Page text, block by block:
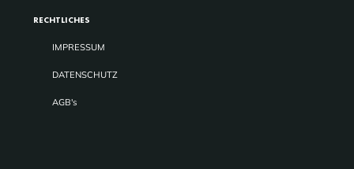
RECHTLICHES
IMPRESSUM
DATENSCHUTZ
AGB's